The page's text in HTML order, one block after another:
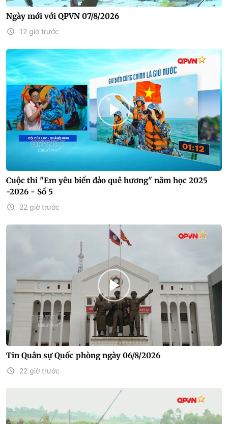
Ngày mới với QPVN 07/8/2026
12 giờ trước
Cuộc thi "Em yêu biển đảo quê hương" năm học 2025
-2026 - Số 5
22 giờ trước
Tin Quân sự Quốc phòng ngày 06/8/2026
22 giờ trước